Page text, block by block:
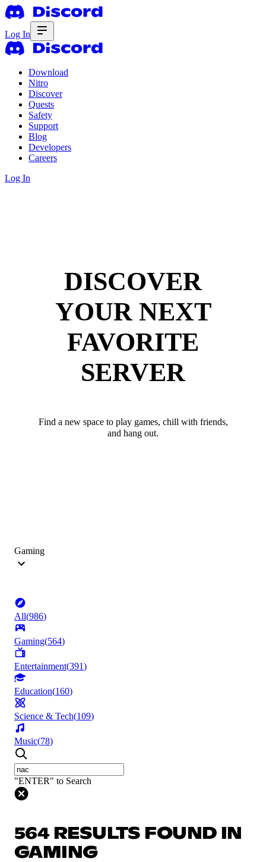
Log In
Download
Nitro
Discover
Quests
Safety
Support
Blog
Developers
Careers
Log In
DISCOVER
YOUR NEXT
FAVORITE
SERVER
Find a new space to play games, chill with friends,
and hang out.
Gaming
All(986)
Gaming(564)
Entertainment(391)
Education(160)
Science & Tech(109)
Music(78)
"ENTER" to Search
564 RESULTS FOUND IN
GAMING